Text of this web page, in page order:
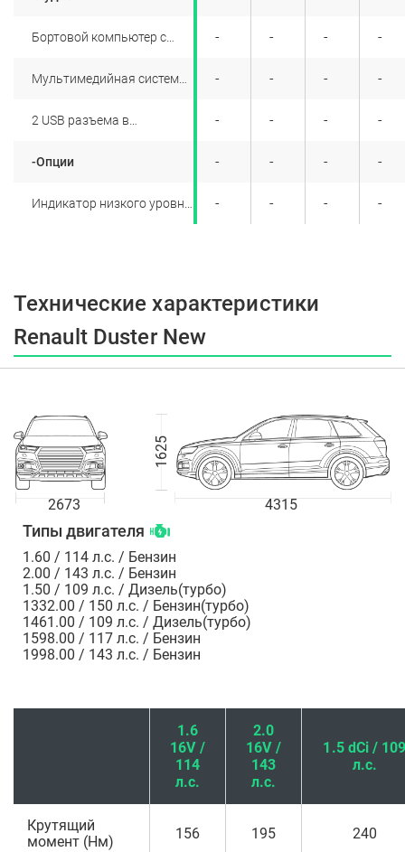
Бортовой компьютер с
Мультимедийная система
Yandex.Auto, Apple Carplay
2 USB разъема в
-Опции
Индикатор низкого уровня
+
+
+
+
-
-
-
-
+
+
+
-
-
-
-
-
-
-
-
-
-
-
-
-
-
-
-
-
-
-
-
Технические характеристики
Renault Duster New
2673
1625
4315
Типы двигателя
1.60 / 114 л.с. / Бензин
2.00 / 143 л.с. / Бензин
1.50 / 109 л.с. / Дизель(турбо)
1332.00 / 150 л.с. / Бензин(турбо)
1461.00 / 109 л.с. / Дизель(турбо)
1598.00 / 117 л.с. / Бензин
1998.00 / 143 л.с. / Бензин
1.6
16V /
114
л.с.
2.0
16V /
143
л.с.
1.5 dCi /
л.с.
Крутящий
момент (Нм)
156 195 240